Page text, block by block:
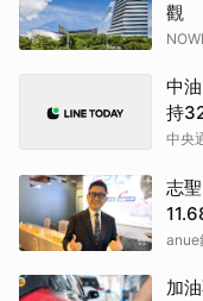
觀
中
持
中央
志
anue
加